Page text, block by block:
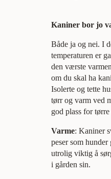
Kaniner bor jo
Både ja og nei. I
temperaturen er
den værste
om du skal ha
Isolerte og tette
tørr og varm ved
god plass for
Varme: Kaniner
peser som
utrolig viktig å
i gården sin.